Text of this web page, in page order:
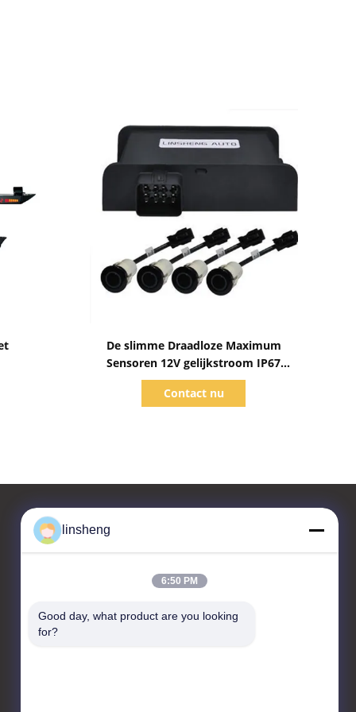
De slimme Draadloze Maximum
Sensoren 12V gelijkstroom IP67
200mA van het Vrachtwagenparkeren
Contact nu
Contacteer ons
ENTERPRISE CO., LTD
linsheng
6:50 PM
Good day, what product are you looking
for?